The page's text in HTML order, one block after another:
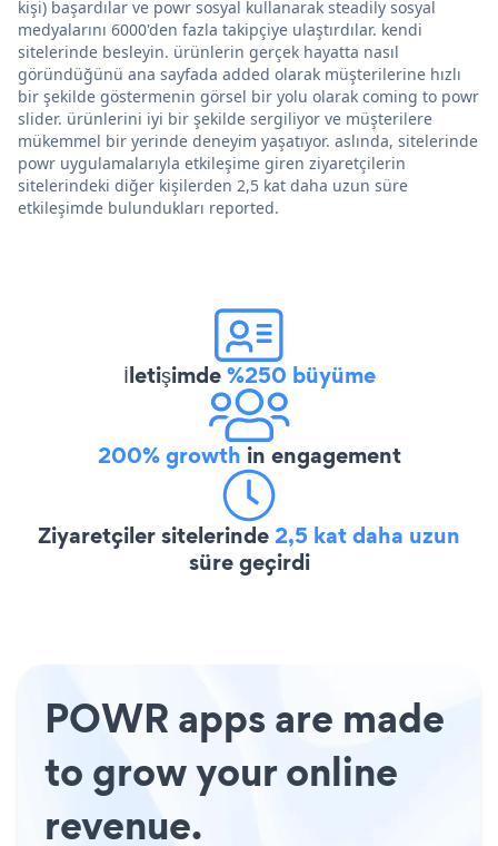
kişi) başardılar ve powr sosyal kullanarak steadily sosyal
medyalarını 6000'den fazla takipçiye ulaştırdılar. kendi
sitelerinde besleyin. ürünlerin gerçek hayatta nasıl
göründüğünü ana sayfada added olarak müşterilerine hızlı
bir şekilde göstermenin görsel bir yolu olarak coming to powr
slider. ürünlerini iyi bir şekilde sergiliyor ve müşterilere
mükemmel bir yerinde deneyim yaşatıyor. aslında, sitelerinde
powr uygulamalarıyla etkileşime giren ziyaretçilerin
sitelerindeki diğer kişilerden 2,5 kat daha uzun süre
etkileşimde bulundukları reported.
İletişimde%250 büyüme
200% growth in engagement
Ziyaretçiler sitelerinde2,5 kat daha uzun
süre geçirdi
POWR apps are made
to grow your online
revenue.